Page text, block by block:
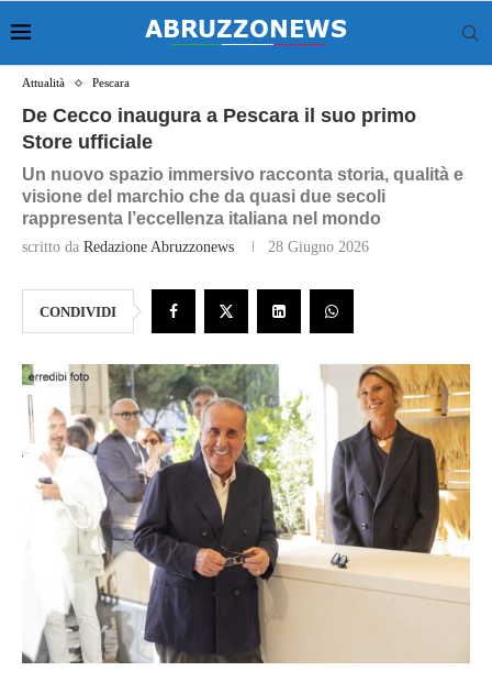
Attualità Pescara
De Cecco inaugura a Pescara il suo primo
Store ufficiale
Un nuovo spazio immersivo racconta storia, qualità e
visione del marchio che da quasi due secoli
rappresenta l’eccellenza italiana nel mondo
scritto da Redazione Abruzzonews 28 Giugno 2026
CONDIVIDI